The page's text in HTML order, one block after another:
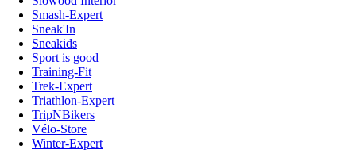
Smash-Expert
Sneak'In
Sneakids
Sport is good
Training-Fit
Trek-Expert
Triathlon-Expert
TripNBikers
Vélo-Store
Winter-Expert